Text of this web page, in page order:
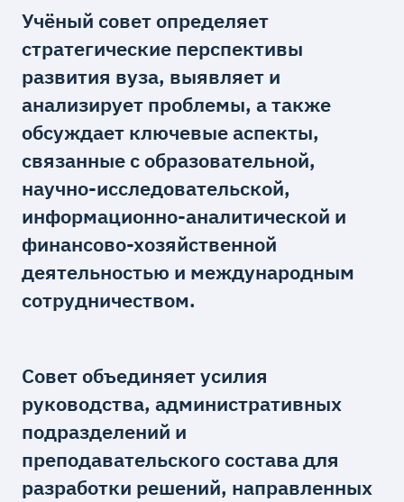
Учёный совет определяет
стратегические перспективы
развития вуза, выявляет и
анализирует проблемы, а также
обсуждает ключевые аспекты,
связанные с образовательной,
научно-исследовательской,
информационно-аналитической и
финансово-хозяйственной
деятельностью и международным
сотрудничеством.
Совет объединяет усилия
руководства, административных
подразделений и
преподавательского состава для
разработки решений, направленных